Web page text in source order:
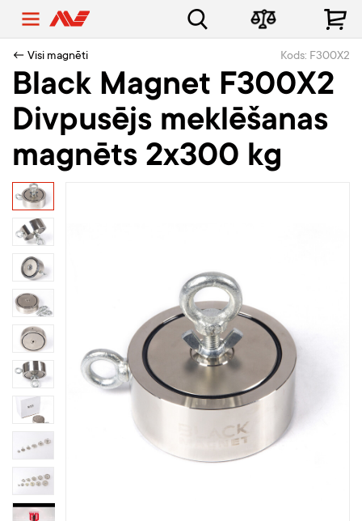
← Visi magnēti Kods: F300X2
Black Magnet F300X2
Divpusējs meklēšanas
magnēts 2x300 kg